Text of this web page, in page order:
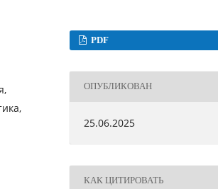
PDF
ОПУБЛИКОВАН
25.06.2025
КАК ЦИТИРОВАТЬ